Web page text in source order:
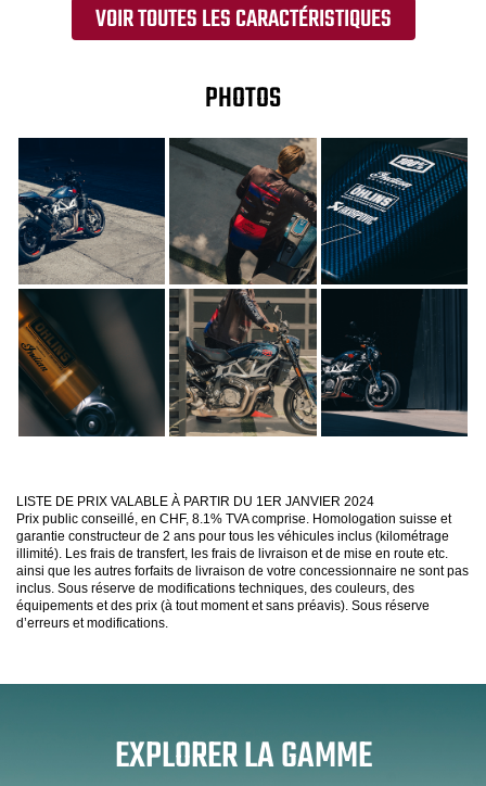
VOIR TOUTES LES CARACTÉRISTIQUES
PHOTOS
LISTE DE PRIX VALABLE À PARTIR DU 1ER JANVIER 2024
Prix public conseillé, en CHF, 8.1% TVA comprise. Homologation suisse et
garantie constructeur de 2 ans pour tous les véhicules inclus (kilométrage
illimité). Les frais de transfert, les frais de livraison et de mise en route etc.
ainsi que les autres forfaits de livraison de votre concessionnaire ne sont pas
inclus. Sous réserve de modifications techniques, des couleurs, des
équipements et des prix (à tout moment et sans préavis). Sous réserve
d’erreurs et modifications.
EXPLORER LA GAMME